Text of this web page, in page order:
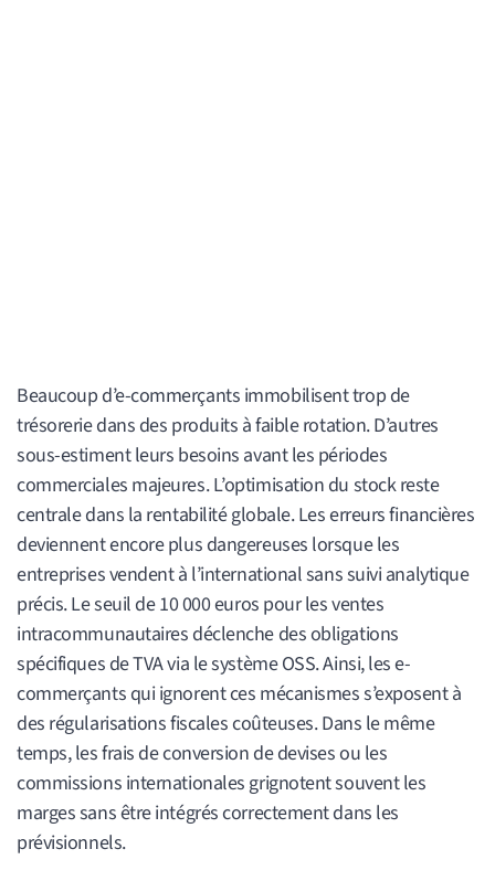
Beaucoup d’e-commerçants immobilisent trop de
trésorerie dans des produits à faible rotation. D’autres
sous-estiment leurs besoins avant les périodes
commerciales majeures. L’optimisation du stock reste
centrale dans la rentabilité globale. Les erreurs financières
deviennent encore plus dangereuses lorsque les
entreprises vendent à l’international sans suivi analytique
précis. Le seuil de 10 000 euros pour les ventes
intracommunautaires déclenche des obligations
spécifiques de TVA via le système OSS. Ainsi, les e-
commerçants qui ignorent ces mécanismes s’exposent à
des régularisations fiscales coûteuses. Dans le même
temps, les frais de conversion de devises ou les
commissions internationales grignotent souvent les
marges sans être intégrés correctement dans les
prévisionnels.